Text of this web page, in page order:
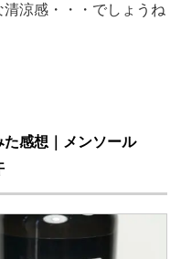
涼感・・・でしょうね
感想｜メンソール